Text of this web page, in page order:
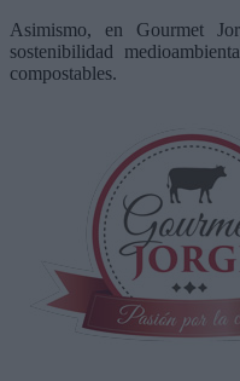
Asimismo, en Gourmet
sostenibilidad
compostables.